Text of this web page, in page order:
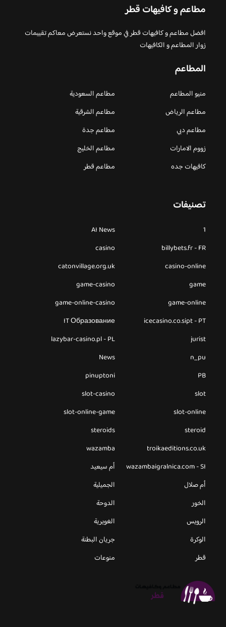
مطاعم و كافيهات قطر
افضل مطاعم و كافيهات قطر في موقع واحد نستعرض معاكم تقييمات
زوار المطاعم و الكافيهات
المطاعم
منيو المطاعم
مطاعم السعودية
مطاعم الرياض
مطاعم الشرقية
مطاعم دبي
مطاعم جدة
زووم الامارات
مطاعم الخليج
كافيهات جده
مطاعم قطر
تصنيفات
1
AI News
billybets.fr - FR
casino
casino-online
catonvillage.org.uk
game
game-casino
game-online
game-online-casino
icecasino.co.sipt - PT
IT Образование
jurist
lazybar-casino.pl - PL
n_pu
News
PB
pinuptoni
slot
slot-casino
slot-online
slot-online-game
steroid
steroids
troikaeditions.co.uk
wazamba
wazambaigralnica.com - SI
أم سيعيد
أم صلال
الجميلية
الخور
الدوحة
الرويس
الغويرية
الوكرة
جريان البطنة
قطر
منوعات